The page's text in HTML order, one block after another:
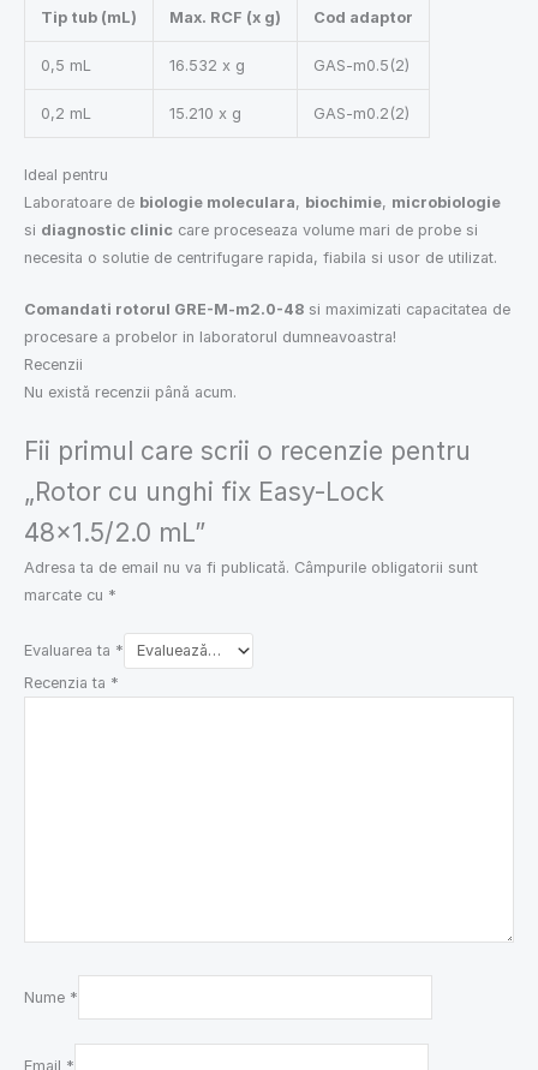
Tip tub (mL) Max. RCF (x g) Cod adaptor
0,5 mL 16.532 x g GAS-m0.5(2)
0,2 mL 15.210 x g GAS-m0.2(2)
Ideal pentru
Laboratoare de biologie moleculara, biochimie, microbiologie
si diagnostic clinic care proceseaza volume mari de probe si
necesita o solutie de centrifugare rapida, fiabila si usor de utilizat.
Comandati rotorul GRE-M-m2.0-48 si maximizati capacitatea de
procesare a probelor in laboratorul dumneavoastra!
Recenzii
Nu există recenzii până acum.
Fii primul care scrii o recenzie pentru
„Rotor cu unghi fix Easy-Lock
48×1.5/2.0 mL”
Adresa ta de email nu va fi publicată. Câmpurile obligatorii sunt
marcate cu *
Evaluarea ta *
Recenzia ta *
Nume *
Email *